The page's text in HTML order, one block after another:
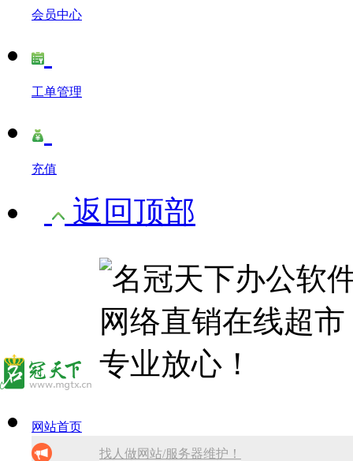
会员中心
工单管理
充值
返回顶部
网站首页
找人做网站/服务器维护！